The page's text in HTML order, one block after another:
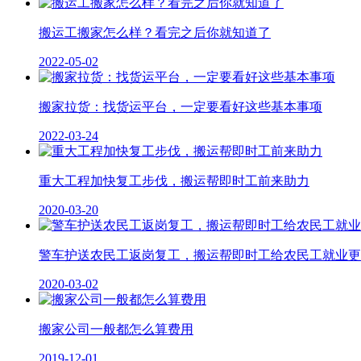
搬运工搬家怎么样？看完之后你就知道了
2022-05-02
搬家拉货：找货运平台，一定要看好这些基本事项
2022-03-24
重大工程加快复工步伐，搬运帮即时工前来助力
2020-03-20
警车护送农民工返岗复工，搬运帮即时工给农民工就业
2020-03-02
搬家公司一般都怎么算费用
2019-12-01